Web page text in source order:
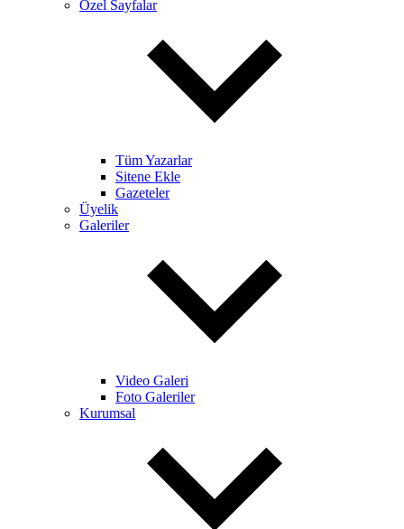
Özel Sayfalar
Tüm Yazarlar
Sitene Ekle
Gazeteler
Üyelik
Galeriler
Video Galeri
Foto Galeriler
Kurumsal